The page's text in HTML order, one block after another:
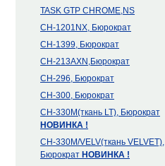
TASK GTP CHROME,NS
CH-1201NX, Бюрократ
CH-1399, Бюрократ
CH-213AXN,Бюрократ
CH-296, Бюрократ
CH-300, Бюрократ
CH-330M(ткань LT), Бюрократ
НОВИНКА !
CH-330M/VELV(ткань VELVET),
Бюрократ НОВИНКА !